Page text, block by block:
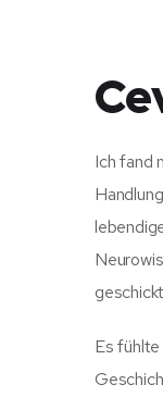
Ich fand
Es